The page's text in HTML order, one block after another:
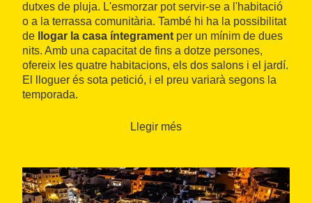
dutxes de pluja. L'esmorzar pot servir-se a l'habitació
o a la terrassa comunitària. També hi ha la possibilitat
de
llogar la casa íntegrament per un mínim de dues
nits. Amb una capacitat de fins a dotze persones,
ofereix les quatre habitacions, els dos salons i el jardí.
El lloguer és sota petició, i el preu variarà segons la
temporada.
Llegir més